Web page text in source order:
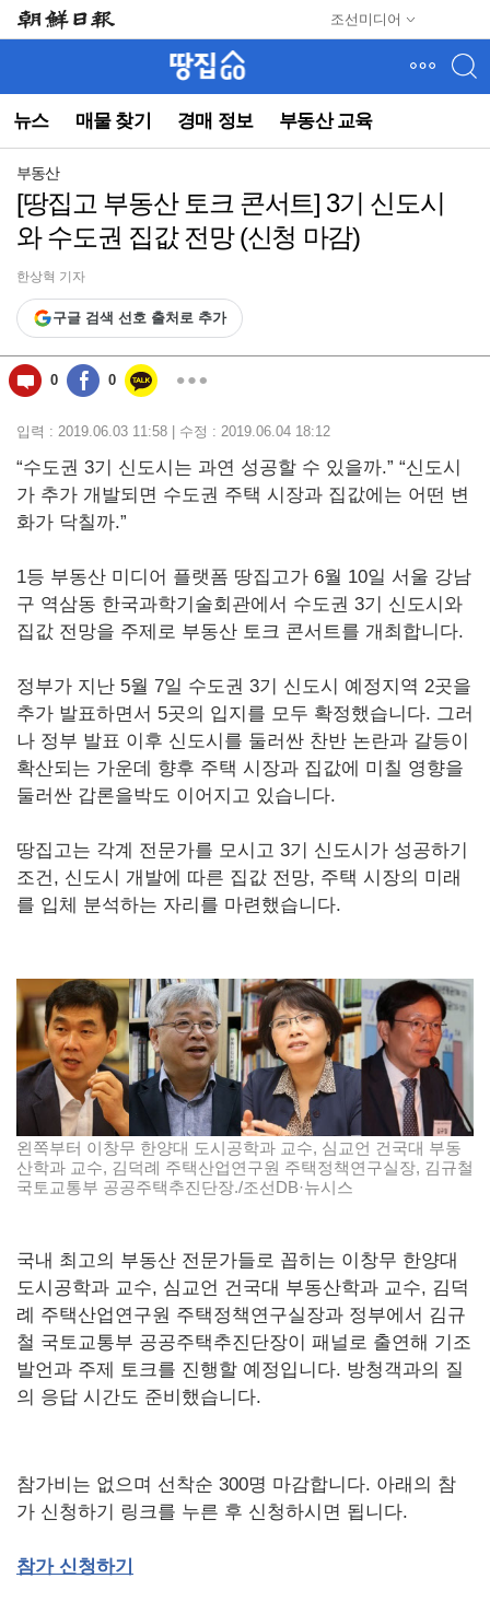
조선미디어
뉴스 매물 찾기 경매 정보 부동산 교육
뉴
(컨
동)
부동산
[땅집고 부동산 토크 콘서트] 3기 신도시
와 수도권 집값 전망 (신청 마감)
한상혁 기자
구글 검색 선호 출처로 추가
0 0
입력 : 2019.06.03 11:58 | 수정 : 2019.06.04 18:12
“수도권 3기 신도시는 과연 성공할 수 있을까.” “신도시
가 추가 개발되면 수도권 주택 시장과 집값에는 어떤 변
화가 닥칠까.”
1등 부동산 미디어 플랫폼 땅집고가 6월 10일 서울 강남
구 역삼동 한국과학기술회관에서 수도권 3기 신도시와
집값 전망을 주제로 부동산 토크 콘서트를 개최합니다.
정부가 지난 5월 7일 수도권 3기 신도시 예정지역 2곳을
추가 발표하면서 5곳의 입지를 모두 확정했습니다. 그러
나 정부 발표 이후 신도시를 둘러싼 찬반 논란과 갈등이
확산되는 가운데 향후 주택 시장과 집값에 미칠 영향을
둘러싼 갑론을박도 이어지고 있습니다.
땅집고는 각계 전문가를 모시고 3기 신도시가 성공하기
조건, 신도시 개발에 따른 집값 전망, 주택 시장의 미래
를 입체 분석하는 자리를 마련했습니다.
왼쪽부터 이창무 한양대 도시공학과 교수, 심교언 건국대 부동
산학과 교수, 김덕례 주택산업연구원 주택정책연구실장, 김규철
국토교통부 공공주택추진단장./조선DB·뉴시스
국내 최고의 부동산 전문가들로 꼽히는 이창무 한양대
도시공학과 교수, 심교언 건국대 부동산학과 교수, 김덕
례 주택산업연구원 주택정책연구실장과 정부에서 김규
철 국토교통부 공공주택추진단장이 패널로 출연해 기조
발언과 주제 토크를 진행할 예정입니다. 방청객과의 질
의 응답 시간도 준비했습니다.
참가비는 없으며 선착순 300명 마감합니다. 아래의 참
가 신청하기 링크를 누른 후 신청하시면 됩니다.
참가 신청하기